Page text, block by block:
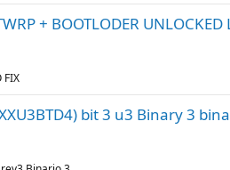
+ BOOTLODER UNLOCKED
FIX
bit 3 u3 Binary 3